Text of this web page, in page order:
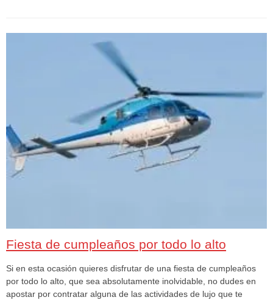
Fiesta de cumpleaños por todo lo alto
Si en esta ocasión quieres disfrutar de una fiesta de cumpleaños
por todo lo alto, que sea absolutamente inolvidable, no dudes en
apostar por contratar alguna de las actividades de lujo que te